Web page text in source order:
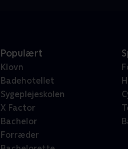
Populært
Klovn
Badehotellet
Sygeplejeskolen
X Factor
Bachelor
Forræder